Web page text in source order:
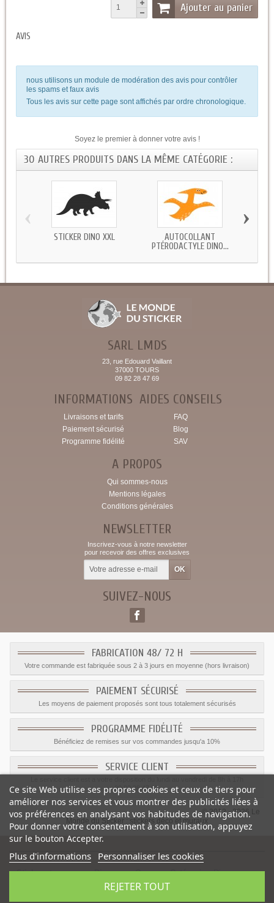
Ajouter au panier
AVIS
nous utilisons un module de modération des avis pour contrôler
les spams et faux avis
Tous les avis sur cette page sont affichés par ordre chronologique.
Soyez le premier à donner votre avis !
30 AUTRES PRODUITS DANS LA MÊME CATÉGORIE :
STICKER DINO XXL
AUTOCOLLANT
PTÉRODACTYLE DINO...
‹ ›
SARL LMDS
23, rue Edouard Vaillant
37000 TOURS
09 82 28 47 69
INFORMATIONS
Livraisons et tarifs
Paiement sécurisé
Programme fidélité
AIDES CONSEILS
FAQ
Blog
SAV
A PROPOS
Qui sommes-nous
Mentions légales
Conditions générales
NEWSLETTER
Inscrivez-vous à notre newsletter
pour recevoir des offres exclusives
SUIVEZ-NOUS
FABRICATION 48/ 72 H
Votre commande est fabriquée sous 2 à 3 jours en moyenne (hors livraison)
PAIEMENT SÉCURISÉ
Les moyens de paiement proposés sont tous totalement sécurisés
PROGRAMME FIDÉLITÉ
Bénéficiez de remises sur vos commandes jusqu'a 10%
SERVICE CLIENT
09.82.28.47.69.
© 2012 - 2026 Le
Monde du Sticker :
stickers déco et muraux
Sticker stegosaurus Dinosaure Orange-Catégorie:Dinosaures-
Prix:1.77€
Ce site Web utilise ses propres cookies et ceux de tiers pour
améliorer nos services et vous montrer des publicités liées à
vos préférences en analysant vos habitudes de navigation.
Pour donner votre consentement à son utilisation, appuyez
sur le bouton Accepter.
Plus d'informations Personnaliser les cookies
REJETER TOUT